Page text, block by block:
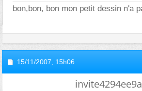
bon,bon, bon mon petit dessin n'a
15/11/2007, 15h06
invite4294ee9a